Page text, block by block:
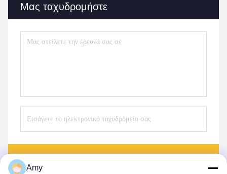
Μας ταχυδρομήστε
Amy